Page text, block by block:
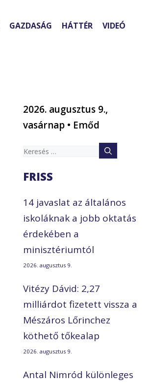
GAZDASÁG HÁTTÉR VIDEÓ
2026. augusztus 9.,
vasárnap • Emőd
Keresés:
FRISS
14 javaslat az általános
iskoláknak a jobb oktatás
érdekében a
minisztériumtól
2026. augusztus 9.
Vitézy Dávid: 2,27
milliárdot fizetett vissza a
Mészáros Lőrinchez
köthető tőkealap
2026. augusztus 9.
Antal Nimród különleges